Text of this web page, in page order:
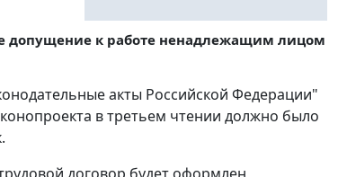
допущение к работе ненадлежащим лицом
акты Российской Федерации"
в третьем чтении должно было